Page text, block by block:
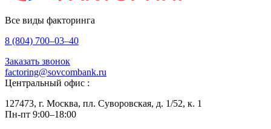
Все виды факторинга
8 (804) 700–03–40
Заказать звонок
factoring@sovcombank.ru
Центральный офис :
127473, г. Москва, пл. Суворовская, д. 1/52, к. 1
Пн-пт 9:00–18:00